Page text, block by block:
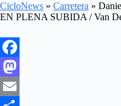
CicloNews » Carretera »
EN PLENA SUBIDA / Van
F
aM